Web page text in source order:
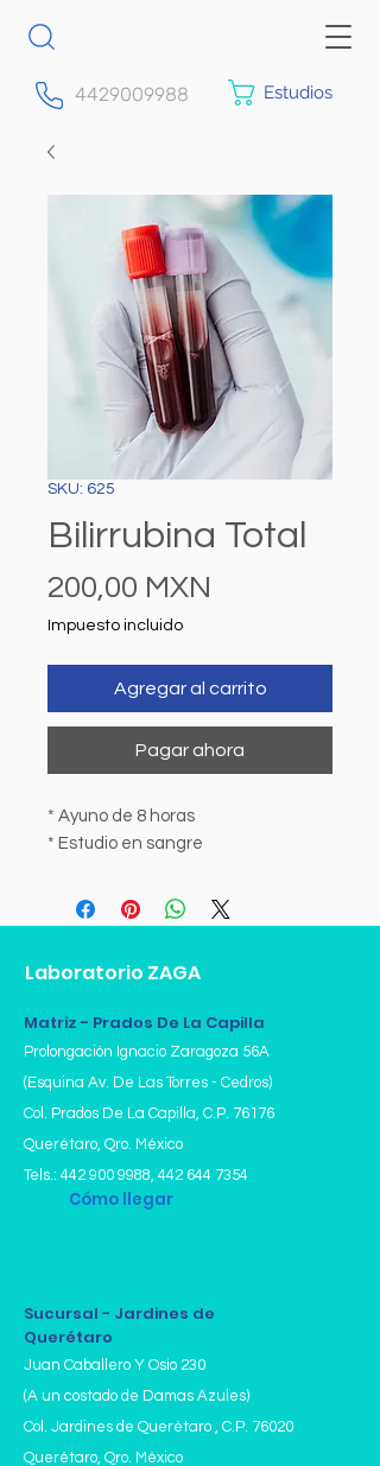
4429009988 Estudios
SKU: 625
Bilirrubina Total
200,00 MXN
Impuesto incluido
Agregar al carrito
Pagar ahora
* Ayuno de 8 horas
* Estudio en sangre
Laboratorio ZAGA
Matriz - Prados De La Capilla
Prolongación Ignacio Zaragoza 56A
(Esquina Av. De Las Torres - Cedros)
Col. Prados De La Capilla, C.P. 76176
Querétaro, Qro. México
Tels.: 442 900 9988, 442 644 7354
Cómo llegar
Sucursal - Jardines de
Querétaro
Juan Caballero Y Osio 230
(A un costado de Damas Azules)
Col. Jardines de Querétaro , C.P. 76020
Querétaro, Qro. México